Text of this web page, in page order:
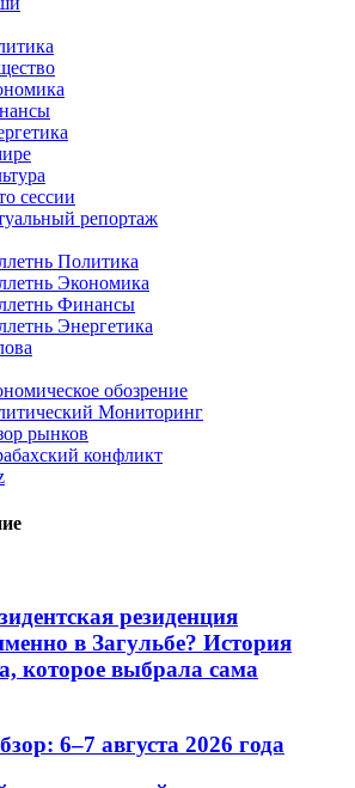
сессии
репортаж
Политика
Экономика
Финансы
Энергетика
обозрение
Мониторинг
рынков
конфликт
резиденция
в Загульбе? История
которое выбрала сама
6–7 августа 2026 года